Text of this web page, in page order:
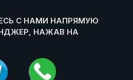
С НАМИ НАПРЯМУЮ
НАЖАВ НА